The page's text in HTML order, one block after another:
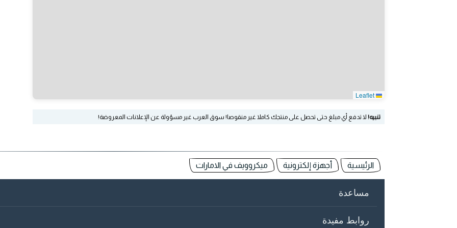
تنبيه! لا تدفع أي مبلغ حتى تحصل على منتجك كاملا غير منقوصا! سوق العرب غير مسؤولة عن الإعلانات المعروضة!
الرئيسية أجهزة إلكترونية ميكروويف في الامارات
مساعدة
روابط مفيدة